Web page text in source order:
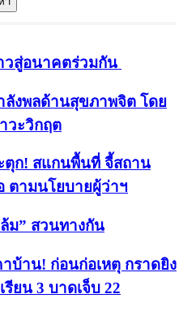
วสู่อนาคตร่วมกัน
ลังพลด้านสุขภาพจิต โดย
วะวิกฤต
ตุก! สแกนพื้นที่ จี้สถาน
ตามนโยบายผู้ว่าฯ
ม” สวนทางกัน
บ้าน! ก่อนก่อเหตุ กราดยิง
ยน 3 บาดเจ็บ 22